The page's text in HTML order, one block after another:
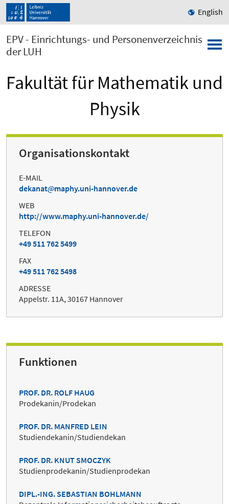
English
EPV - Einrichtungs- und Personenverzeichnis
der LUH
Fakultät für Mathematik und
Physik
Organisationskontakt
E-MAIL
dekanat
maphy.uni-hannover.de
WEB
http://www.maphy.uni-hannover.de/
TELEFON
+49 511 762 5499
FAX
+49 511 762 5498
ADRESSE
Appelstr. 11A, 30167 Hannover
Funktionen
PROF. DR. ROLF HAUG
Prodekanin/Prodekan
PROF. DR. MANFRED LEIN
Studiendekanin/Studiendekan
PROF. DR. KNUT SMOCZYK
Studienprodekanin/Studienprodekan
DIPL.-ING. SEBASTIAN BOHLMANN